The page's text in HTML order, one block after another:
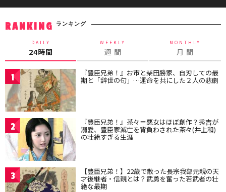
RANKING ランキング
DAILY
24時間
WEEKLY
週 間
MONTHLY
月 間
1 『豊臣兄弟！』お市と柴田勝家、自刃しての最
期と「辞世の句」…運命を共にした２人の悲劇
2 『豊臣兄弟！』茶々＝悪女はほぼ創作？秀吉が
溺愛、豊臣家滅亡を背負わされた茶々(井上和)
の壮絶すぎる生涯
3 【豊臣兄弟！】22歳で散った長宗我部元親の天
才後継者・信親とは？武勇を奮った若武者の壮
絶な最期